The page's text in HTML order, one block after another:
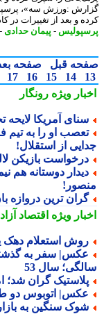
:ورزش سه»، پرسپولیس
و بعد از تغییرات در کادر
-پیمان حدادی-
قبل صفحه بعد
14
15
16
17
18
ویژهرونگار
آمریکا لایحه
او را به تیم
از استقلال!
بازیکن
دوستانه هم نیمه
ترین دروازه بان
ویژهاقتصاد آزاد
استعلام دهک
سال 53
گران شد؛ اما
اتوبوس دو طبقه
سنگین به بازار